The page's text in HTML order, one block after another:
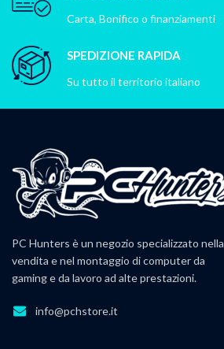
Carta, Bonifico o finanziamenti
SPEDIZIONE RAPIDA
Su tutto il territorio italiano
PC Hunters è un negozio specializzato nella
vendita e nel montaggio di computer da
gaming e da lavoro ad alte prestazioni.
info@pchstore.it